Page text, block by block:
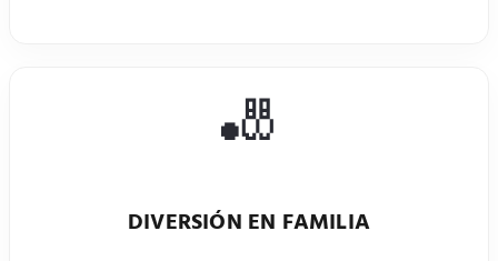
🎳
DIVERSIÓN EN FAMILIA